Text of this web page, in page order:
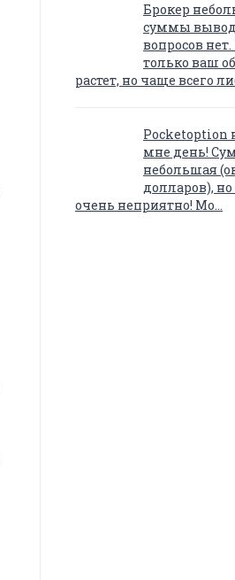
Брокер
суммы
вопросов
только ваш
растет, но чаще всего
Pocketoption
мне день!
небольшая
долларов), но
очень неприятно! Мо…